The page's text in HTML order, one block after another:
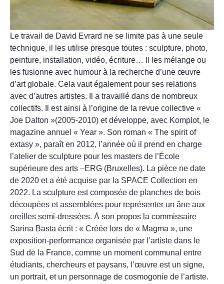
Le travail de David Evrard ne se limite pas à une seule
technique, il les utilise presque toutes : sculpture, photo,
peinture, installation, vidéo, écriture… Il les mélange ou
les fusionne avec humour à la recherche d’une œuvre
d’art globale. Cela vaut également pour ses relations
avec d’autres artistes. Il a travaillé dans de nombreux
collectifs. Il est ainsi à l’origine de la revue collective «
Joe Dalton »(2005-2010) et développe, avec Komplot, le
magazine annuel « Year ». Son roman « The spirit of
extasy », paraît en 2012, l’année où il prend en charge
l’atelier de sculpture pour les masters de l’École
supérieure des arts –ERG (Bruxelles). La pièce ne date
de 2020 et a été acquise par la SPACE Collection en
2022. La sculpture est composée de planches de bois
découpées et assemblées pour représenter un âne aux
oreilles semi-dressées. À son propos la commissaire
Sarina Basta écrit : « Créée lors de « Magma », une
exposition-performance organisée par l’artiste dans le
Sud de la France, comme un moment communal entre
étudiants, chercheurs et paysans, l’œuvre est un signe,
un portrait, et un personnage de cosmogonie de l’artiste.